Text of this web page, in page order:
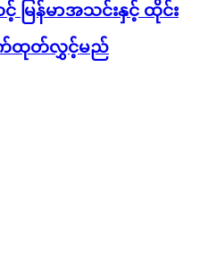
မြန်မာအသင်းနှင့် ထိုင်း
က်ထုတ်လွှင့်မည်